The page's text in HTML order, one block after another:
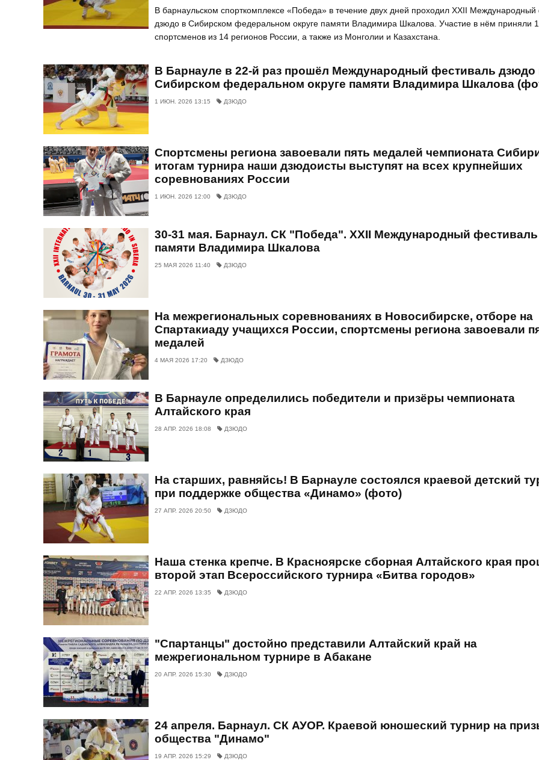
В барнаульском спорткомплексе «Победа» в течение двух дней проходил XXII Международный
дзюдо в Сибирском федеральном округе памяти Владимира Шкалова. Участие в нём приняли
спортсменов из 14 регионов России, а также из Монголии и Казахстана.
В Барнауле в 22-й раз прошёл Международный фестиваль дзюдо
Сибирском федеральном округе памяти Владимира Шкалова
1 ИЮН. 2026 13:15 ДЗЮДО
Спортсмены региона завоевали пять медалей чемпионата
итогам турнира наши дзюдоисты выступят на всех крупнейших
соревнованиях России
1 ИЮН. 2026 12:00 ДЗЮДО
30-31 мая. Барнаул. СК "Победа". XXII Международный
памяти Владимира Шкалова
25 МАЯ 2026 11:40 ДЗЮДО
На межрегиональных соревнованиях в Новосибирске, отборе на
Спартакиаду учащихся России, спортсмены региона завоевали
медалей
4 МАЯ 2026 17:20 ДЗЮДО
В Барнауле определились победители и призёры чемпионата
Алтайского края
28 АПР. 2026 18:08 ДЗЮДО
На старших, равняйсь! В Барнауле состоялся краевой детский
при поддержке общества «Динамо» (фото)
27 АПР. 2026 20:50 ДЗЮДО
Наша стенка крепче. В Красноярске сборная Алтайского края
второй этап Всероссийского турнира «Битва городов»
22 АПР. 2026 13:35 ДЗЮДО
"Спартанцы" достойно представили Алтайский край на
межрегиональном турнире в Абакане
20 АПР. 2026 15:30 ДЗЮДО
24 апреля. Барнаул. СК АУОР. Краевой юношеский турнир на
общества "Динамо"
19 АПР. 2026 15:29 ДЗЮДО